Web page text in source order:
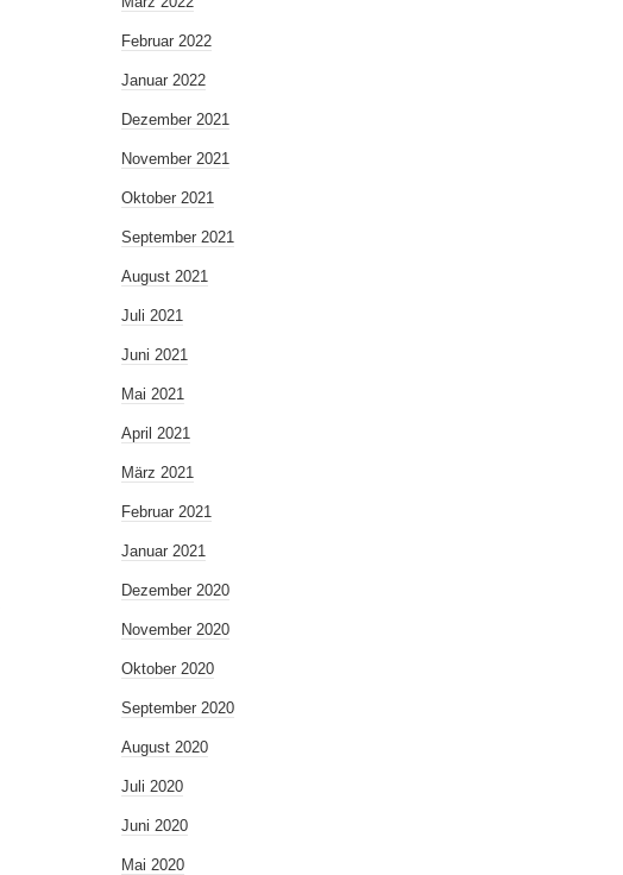
Februar 2022
Januar 2022
Dezember 2021
November 2021
Oktober 2021
September 2021
August 2021
Juli 2021
Juni 2021
Mai 2021
April 2021
März 2021
Februar 2021
Januar 2021
Dezember 2020
November 2020
Oktober 2020
September 2020
August 2020
Juli 2020
Juni 2020
Mai 2020